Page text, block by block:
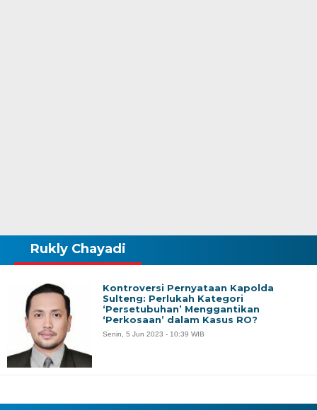
Rukly Chayadi
Kontroversi Pernyataan Kapolda
Sulteng: Perlukah Kategori
‘Persetubuhan’ Menggantikan
‘Perkosaan’ dalam Kasus RO?
Senin, 5 Jun 2023 - 10:39 WIB